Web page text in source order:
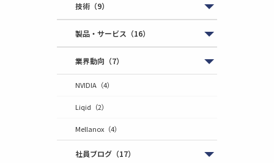
技術 （9）
製品・サービス （16）
業界動向 （7）
NVIDIA （4）
Liqid （2）
Mellanox （4）
社員ブログ （17）